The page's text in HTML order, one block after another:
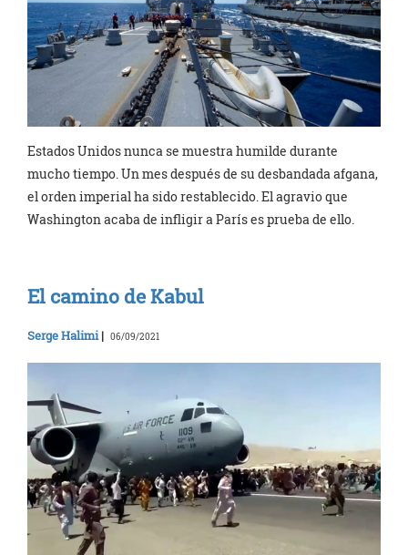
Estados Unidos nunca se muestra humilde durante
mucho tiempo. Un mes después de su desbandada afgana,
el orden imperial ha sido restablecido. El agravio que
Washington acaba de infligir a París es prueba de ello.
El camino de Kabul
Serge Halimi| 06/09/2021